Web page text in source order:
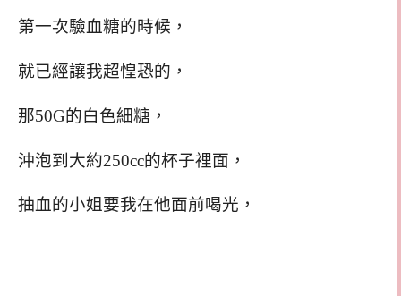
第一次驗血糖的時候，
就已經讓我超惶恐的，
那50G的白色細糖，
沖泡到大約250cc的杯子裡面，
抽血的小姐要我在他面前喝光，